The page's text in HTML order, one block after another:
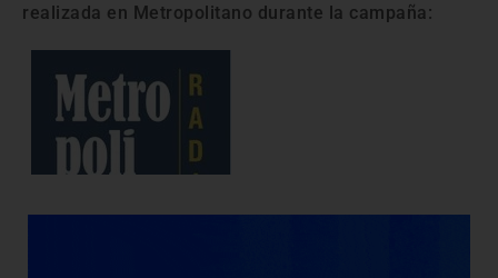
realizada en Metropolitano durante la campaña: